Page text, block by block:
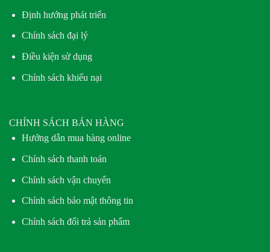
Định hướng phát triển
Chính sách đại lý
Điều kiện sử dụng
Chính sách khiếu nại
CHÍNH SÁCH BÁN HÀNG
Hướng dẫn mua hàng online
Chính sách thanh toán
Chính sách vận chuyển
Chính sách bảo mật thông tin
Chính sách đổi trả sản phẩm